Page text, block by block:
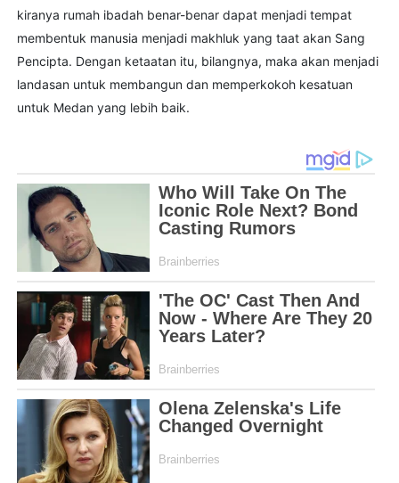
kiranya rumah ibadah benar-benar dapat menjadi tempat
membentuk manusia menjadi makhluk yang taat akan Sang
Pencipta. Dengan ketaatan itu, bilangnya, maka akan menjadi
landasan untuk membangun dan memperkokoh kesatuan
untuk Medan yang lebih baik.